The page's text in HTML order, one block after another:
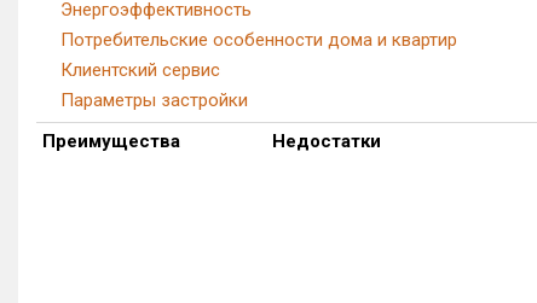
Энергоэффективность
Потребительские особенности дома и квартир
Клиентский сервис
Параметры застройки
Преимущества
Недостатки